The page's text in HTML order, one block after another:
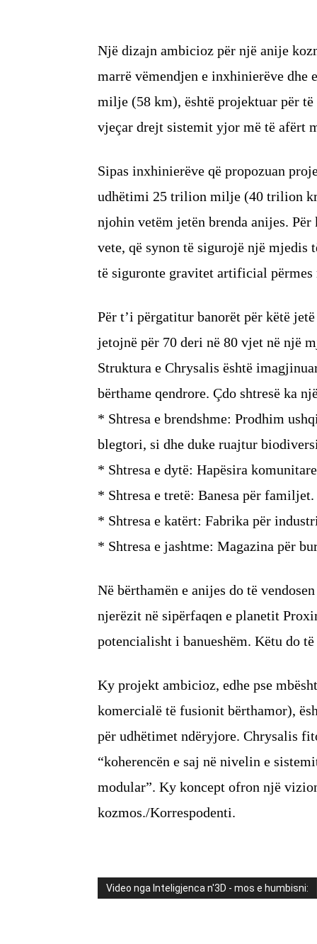
Një dizajn ambicioz për një anije
marrë vëmendjen e inxhinierëve dhe
milje (58 km), është projektuar për
vjeçar drejt sistemit yjor më të afërt
Sipas inxhinierëve që propozuan
udhëtimi 25 trilion milje (40 trilion
njohin vetëm jetën brenda anijes.
vete, që synon të sigurojë një mjedis
të siguronte gravitet artificial
Për t’i përgatitur banorët për këtë
jetojnë për 70 deri në 80 vjet në një
Struktura e Chrysalis është
bërthame qendrore. Çdo shtresë ka
* Shtresa e brendshme: Prodhim
blegtori, si dhe duke ruajtur
* Shtresa e dytë: Hapësira
* Shtresa e tretë: Banesa për familjet.
* Shtresa e katërt: Fabrika për
* Shtresa e jashtme: Magazina për
Në bërthamën e anijes do të
njerëzit në sipërfaqen e planetit
potencialisht i banueshëm. Këtu do
Ky projekt ambicioz, edhe pse
komercialë të fusionit bërthamor),
për udhëtimet ndëryjore. Chrysalis
“koherencën e saj në nivelin e
modular”. Ky koncept ofron një
kozmos./Korrespodenti.
Video nga Inteligjenca n'3D - mos e humbisni: